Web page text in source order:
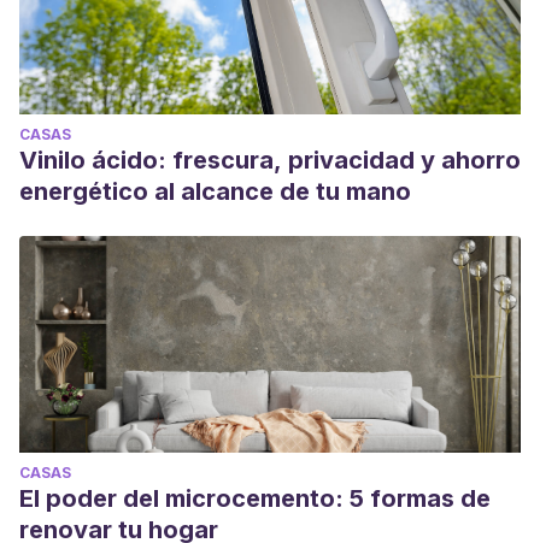
CASAS
Vinilo ácido: frescura, privacidad y ahorro
energético al alcance de tu mano
CASAS
El poder del microcemento: 5 formas de
renovar tu hogar